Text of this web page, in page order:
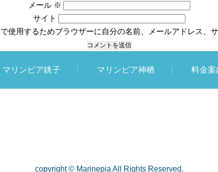
メール ※
サイト
使用するためブラウザーに自分の名前、メールアドレス、サ
マリンピア銚子 マリンピア神栖 料金案
copyright © Marinepia All Rights Reserved.